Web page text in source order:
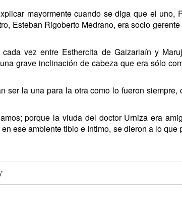
mayormente cuando se diga que el uno,
Esteban Rigoberto Medrano, era socio
vez entre Esthercita de Gaizariaín y
grave inclinación de cabeza que era sólo
ser la una para la otra como lo fueron siempre,
porque la viuda del doctor Urniza era
ese ambiente tibio e íntimo, se dieron a lo que